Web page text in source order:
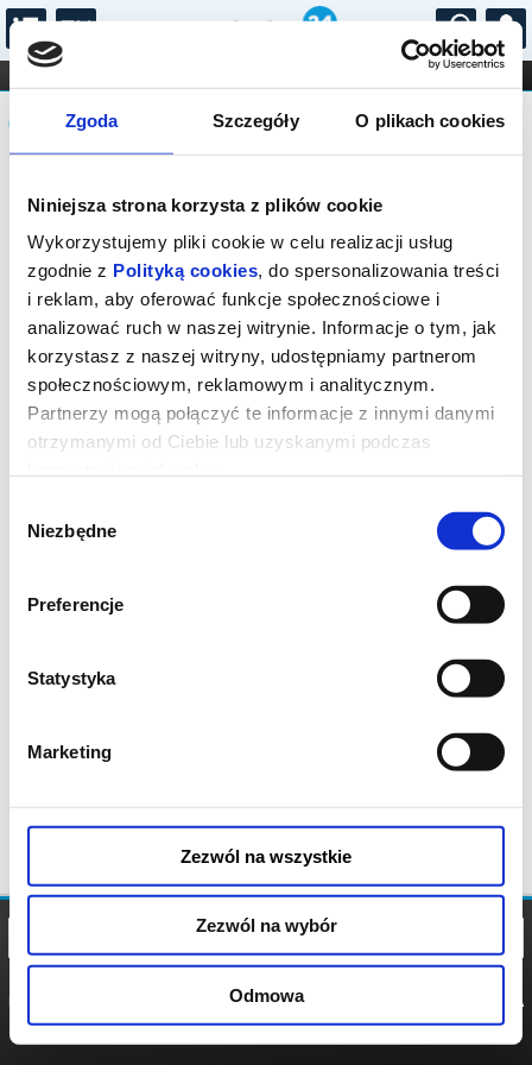
Zgoda Szczegóły O plikach cookies
Niniejsza strona korzysta z plików cookie
Wykorzystujemy pliki cookie w celu realizacji usług
zgodnie z Polityką cookies, do spersonalizowania treści
i reklam, aby oferować funkcje społecznościowe i
analizować ruch w naszej witrynie. Informacje o tym, jak
korzystasz z naszej witryny, udostępniamy partnerom
społecznościowym, reklamowym i analitycznym.
Partnerzy mogą połączyć te informacje z innymi danymi
otrzymanymi od Ciebie lub uzyskanymi podczas
zgody
Niezbędne
Preferencje
Statystyka
Marketing
Zezwól na wszystkie
Zezwól na wybór
Odmowa
...
FILHARMONIA OPERA I BALET
STAND-UP
DLA DZIECI
Komunikat
Sprzedaż biletów on-line na wydarzenie
została zakończona.
POLITYKA
POLITYKA